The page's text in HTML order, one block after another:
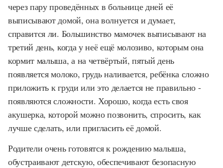
через пару проведённых в больнице дней её
выписывают домой, она волнуется и думает,
справится ли. Большинство мамочек выписывают на
третий день, когда у неё ещё молозиво, которым она
кормит малыша, а на четвёртый, пятый день
появляется молоко, грудь наливается, ребёнка сложно
приложить к груди или это делается не правильно -
появляются сложности. Хорошо, когда есть своя
акушерка, которой можно позвонить, спросить, как
лучше сделать, или пригласить её домой.
Родители очень готовятся к рождению малыша,
обустраивают детскую, обеспечивают безопасную